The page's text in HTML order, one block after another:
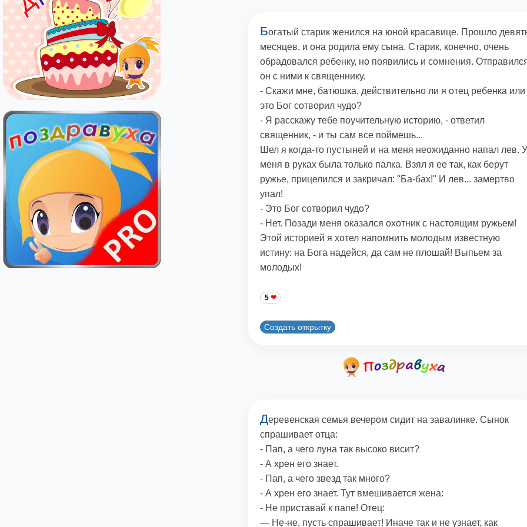
Богатый старик женился на юной красавице. Прошло
месяцев, и она родила ему сына. Старик, конечно, очень
обрадовался ребенку, но появились и сомнения.
он с ними к священнику.
- Скажи мне, батюшка, действительно ли я отец ребенка или
это Бог сотворил чудо?
- Я расскажу тебе поучительную историю, - ответил
священник, - и ты сам все поймешь...
Шел я когда-то пустыней и на меня неожиданно напал лев. У
меня в руках была только палка. Взял я ее так, как берут
ружье, прицелился и закричал: "Ба-бах!" И лев... замертво
упал!
- Это Бог сотворил чудо?
- Нет. Позади меня оказался охотник с настоящим ружьем!
Этой историей я хотел напомнить молодым известную
истину: на Бога надейся, да сам не плошай! Выпьем за
молодых!
5
Создать открытку
Деревенская семья вечером сидит на завалинке. Сынок
спрашивает отца:
- Пап, а чего луна так высоко висит?
- А хрен его знает.
- Пап, а чего звезд так много?
- А хрен его знает. Тут вмешивается жена:
- Не приставай к папе! Отец:
— Не-не, пусть спрашивает! Иначе так и не узнает, как